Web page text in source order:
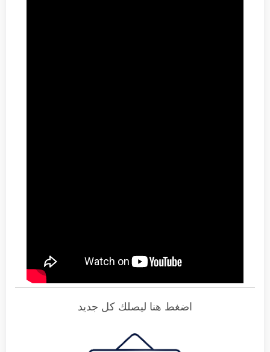
اضغط هنا ليصلك كل جديد